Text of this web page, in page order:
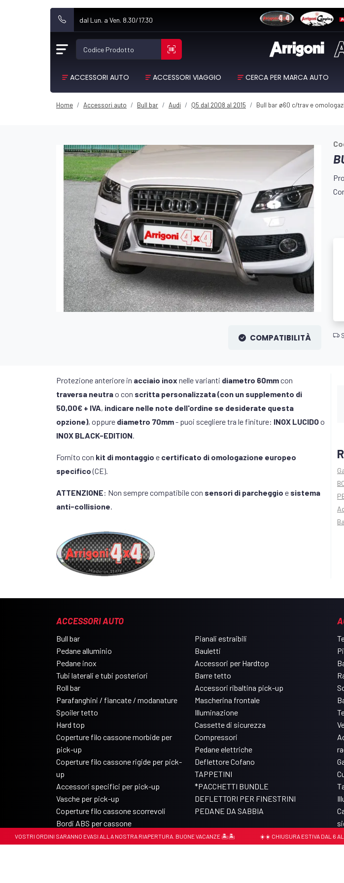
dal Lun. a Ven. 8.30/17.30
Codice Prodotto
ACCESSORI AUTO ACCESSORI VIAGGIO CERCA PER MARCA AUTO
Home Accessori auto Bull bar Audi Q5 dal 2008 al 2015 Bull bar ø60 c/trav e
COMPATIBILITÀ
Protezione anteriore in acciaio inox nelle varianti diametro 60mmcon
traversa neutrao con scritta personalizzata (con un supplemento di
50,00€ + IVA, indicare nelle note dell'ordine se desiderate questa
opzione), oppure diametro 70mm- puoi scegliere tra le finiture: INOX LUCIDOo
INOX BLACK-EDITION.
Fornito con kit di montaggio e certificato di omologazione europeo
specifico(CE).
ATTENZIONE: Non sempre compatibile con sensori di parcheggio e sistema
anti-collisione.
ACCESSORI AUTO
Bull bar
Pedane alluminio
Pedane inox
Tubi laterali e tubi posteriori
Roll bar
Parafanghini / fiancate / modanature
Spoiler tetto
Hard top
Coperture filo cassone morbide per
pick-up
Coperture filo cassone rigide per pick-
up
Accessori specifici per pick-up
Vasche per pick-up
Coperture filo cassone scorrevoli
Bordi ABS per cassone
Pianali estraibili
Bauletti
Accessori per Hardtop
Barre tetto
Accessori ribaltina pick-up
Mascherina frontale
Illuminazione
Cassette di sicurezza
Compressori
Pedane elettriche
Deflettore Cofano
TAPPETINI
*PACCHETTI BUNDLE
DEFLETTORI PER FINESTRINI
PEDANE DA SABBIA
ORDINI SARANNO EVASI ALLA NOSTRA RIAPERTURA. BUONE VACANZE 🏝️🏝️ ☀️☀️ CHIUSURA ESTIVA DAL 6 AL 31